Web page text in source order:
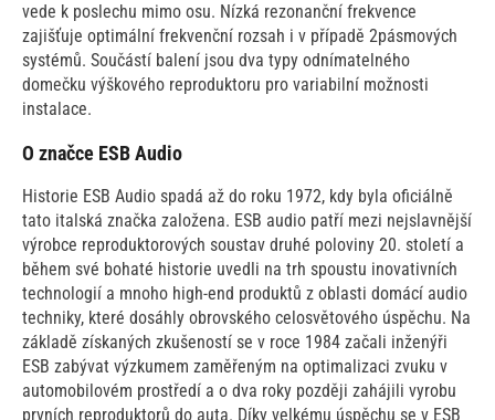
vede k poslechu mimo osu. Nízká rezonanční frekvence
zajišťuje optimální frekvenční rozsah i v případě 2pásmových
systémů. Součástí balení jsou dva typy odnímatelného
domečku výškového reproduktoru pro variabilní možnosti
instalace.
O značce ESB Audio
Historie ESB Audio spadá až do roku 1972, kdy byla oficiálně
tato italská značka založena. ESB audio patří mezi nejslavnější
výrobce reproduktorových soustav druhé poloviny 20. století a
během své bohaté historie uvedli na trh spoustu inovativních
technologií a mnoho high-end produktů z oblasti domácí audio
techniky, které dosáhly obrovského celosvětového úspěchu. Na
základě získaných zkušeností se v roce 1984 začali inženýři
ESB zabývat výzkumem zaměřeným na optimalizaci zvuku v
automobilovém prostředí a o dva roky později zahájili vyrobu
prvních reproduktorů do auta. Díky velkému úspěchu se v ESB